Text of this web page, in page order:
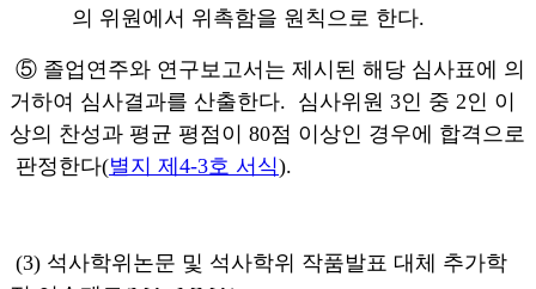
의 위원에서 위촉함을 원칙으로 한다.
⑤ 졸업연주와 연구보고서는 제시된 해당 심사표에 의
거하여 심사결과를 산출한다. 심사위원 3인 중 2인 이
상의 찬성과 평균 평점이 80점 이상인 경우에 합격으로
판정한다(별지 제 4-3호 서식).
(3) 석사학위논문 및 석사학위 작품발표 대체 추가학